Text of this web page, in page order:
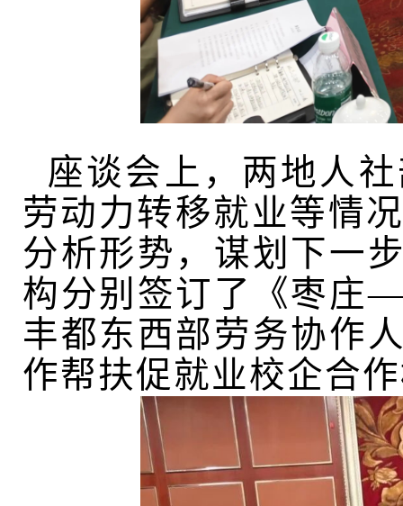
座谈会上，两地人
劳动力转移就业等情
分析形势，谋划下一
构分别签订了《枣庄
丰都东西部劳务协作
作帮扶促就业校企合